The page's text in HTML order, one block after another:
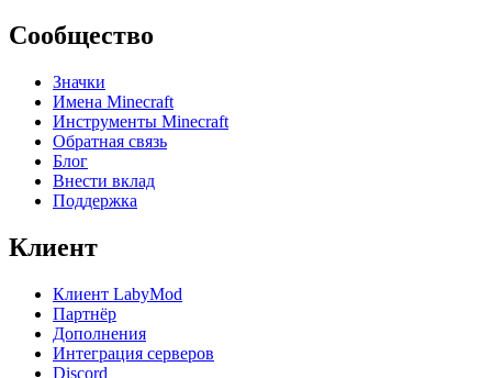
Сообщество
Значки
Имена Minecraft
Инструменты Minecraft
Обратная связь
Блог
Внести вклад
Поддержка
Клиент
Клиент LabyMod
Партнёр
Дополнения
Интеграция серверов
Discord